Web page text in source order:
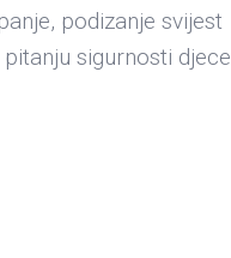
podizanje svijest
sigurnosti djece